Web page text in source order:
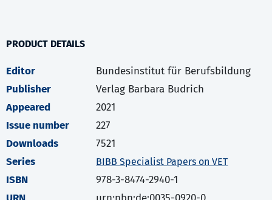
PRODUCT DETAILS
Editor
Bundesinstitut für Berufsbildung
Publisher
Verlag Barbara Budrich
Appeared
2021
Issue number
227
Downloads
7521
Series
BIBB Specialist Papers on VET
ISBN
978-3-8474-2940-1